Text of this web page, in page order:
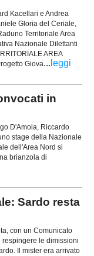
Kacellari e Andrea
Gloria del Ceriale,
Territoriale Area
Nazionale Dilettanti
AREA
Giova... leggi
in
D'Amoia, Riccardo
stage della Nazionale
dell'Area Nord si
brianzola di
Sardo resta
con un Comunicato
le dimissioni
Il mister era arrivato